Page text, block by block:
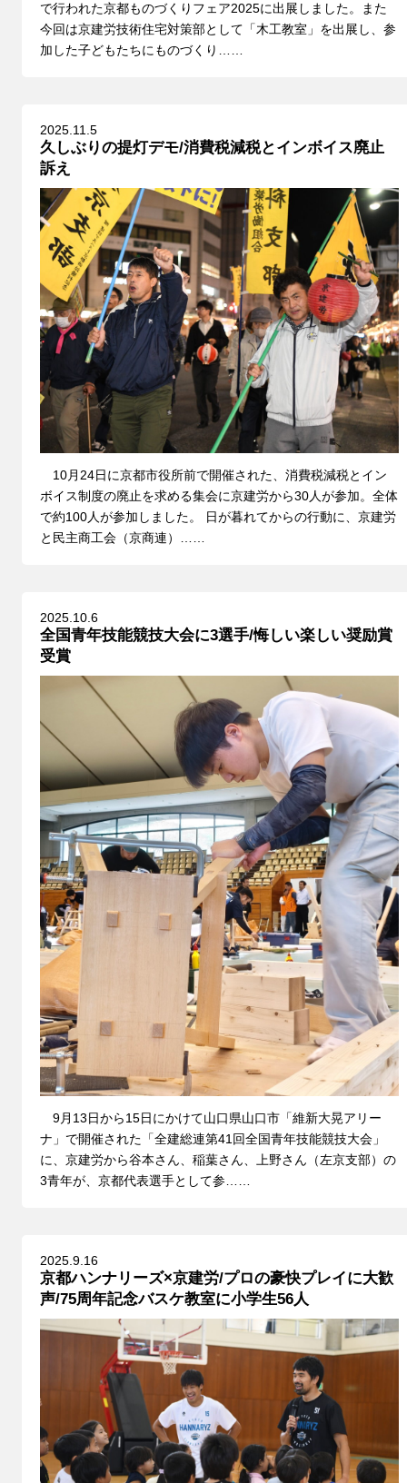
で行われた京都ものづくりフェア2025に出展しました。また
今回は京建労技術住宅対策部として「木工教室」を出展し、参
加した子どもたちにものづくり……
2025.11.5
久しぶりの提灯デモ/消費税減税とインボイス廃止
訴え
10月24日に京都市役所前で開催された、消費税減税とイン
ボイス制度の廃止を求める集会に京建労から30人が参加。全体
で約100人が参加しました。 日が暮れてからの行動に、京建労
と民主商工会（京商連）……
2025.10.6
全国青年技能競技大会に3選手/悔しい楽しい奨励賞
受賞
9月13日から15日にかけて山口県山口市「維新大晃アリー
ナ」で開催された「全建総連第41回全国青年技能競技大会」
に、京建労から谷本さん、稲葉さん、上野さん（左京支部）の
3青年が、京都代表選手として参……
2025.9.16
京都ハンナリーズ×京建労/プロの豪快プレイに大歓
声/75周年記念バスケ教室に小学生56人